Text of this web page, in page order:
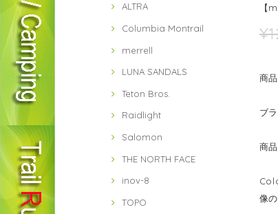
ALTRA
Columbia Montrail
merrell
LUNA SANDALS
Teton Bros.
Raidlight
Salomon
THE NORTH FACE
inov-8
TOPO
【
商
ブ
商
像